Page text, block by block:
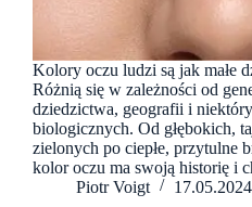
Kolory oczu ludzi są jak małe
Różnią się w zależności od
dziedzictwa, geografii i
biologicznych. Od głębokich,
zielonych po ciepłe, przytulne
kolor oczu ma swoją historię i
Piotr Voigt
17.05.2024